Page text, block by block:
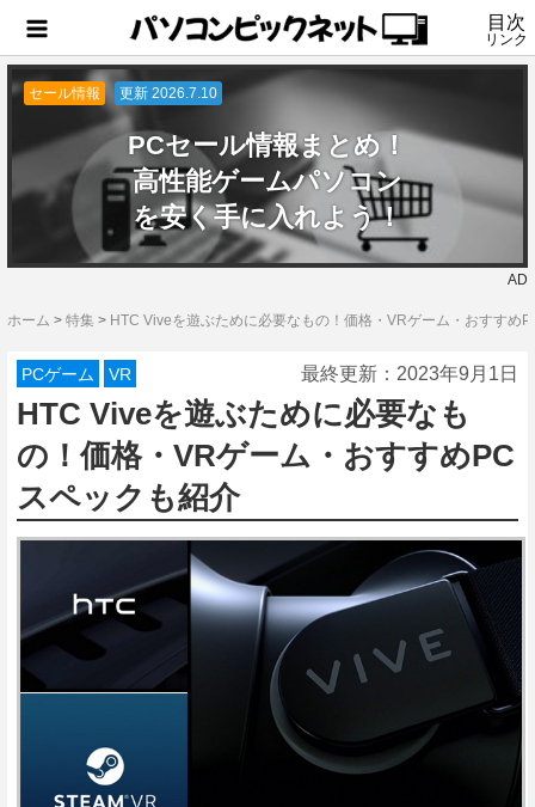
目次
リンク
セール情報 更新 2026.7.10
PCセール情報まとめ！
高性能ゲームパソコン
を安く手に入れよう！
AD
ホーム > 特集 > HTC Viveを遊ぶために必要なもの！価格・VRゲーム・おすすめ
PCゲーム VR 最終更新： 2023年9月1日
HTC Viveを遊ぶために必要なも
の！価格・VRゲーム・おすすめPC
スペックも紹介